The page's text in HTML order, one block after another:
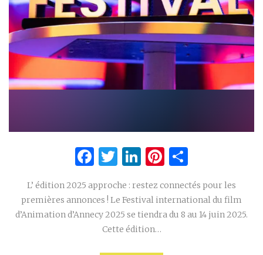
Facebook
Twitter
LinkedIn
Pinterest
L’ édition 2025 approche : restez connectés pour les
premières annonces ! Le Festival international du film
d’Animation d’Annecy 2025 se tiendra du 8 au 14 juin 2025.
Cette édition…